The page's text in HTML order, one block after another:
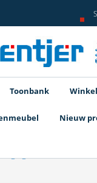
Toonbank
Nieuw